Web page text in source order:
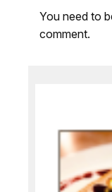
You need to
comment.